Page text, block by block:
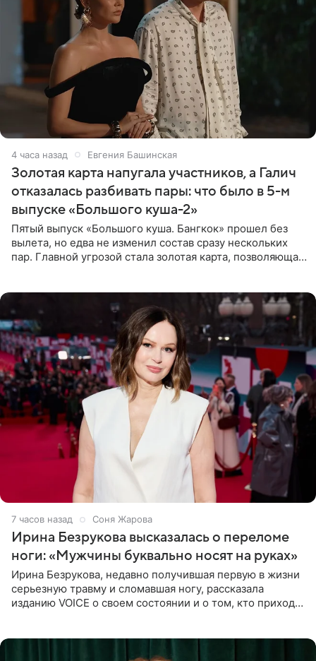
4 часа назад Евгения Башинская
Золотая карта напугала участников, а Галич
отказалась разбивать пары: что было в 5-м
выпуске «Большого куша-2»
Пятый выпуск «Большого куша. Бангкок» прошел без
вылета, но едва не изменил состав сразу нескольких
пар. Главной угрозой стала золотая карта, позволяющая
7 часов назад Соня Жарова
Ирина Безрукова высказалась о переломе
ноги: «Мужчины буквально носят на руках»
Ирина Безрукова, недавно получившая первую в жизни
серьезную травму и сломавшая ногу, рассказала
изданию VOICE о своем состоянии и о том, кто приходит